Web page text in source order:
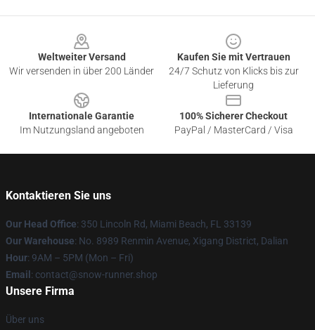
Weltweiter Versand
Wir versenden in über 200 Länder
Kaufen Sie mit Vertrauen
24/7 Schutz von Klicks bis zur
Lieferung
Internationale Garantie
Im Nutzungsland angeboten
100% Sicherer Checkout
PayPal / MasterCard / Visa
Kontaktieren Sie uns
Our Head Office: 350 Lincoln Rd, Miami Beach, FL 33139
Our Warehouse: No. 8989 Renmin Avenue, Xigang District, Dalian
Hour: 9AM – 5PM (Mon – Fri)
Email : contact@snow-runner.shop
Unsere Firma
Über uns